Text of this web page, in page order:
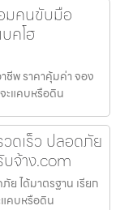
มคนขับมือ
คโฮ
พ ราคาคุ้มค่า จอง
ะแคบหรือดิน
ดเร็ว ปลอดภัย
จ้าง.com
ย ได้มาตรฐาน เรียก
คบหรือดิน